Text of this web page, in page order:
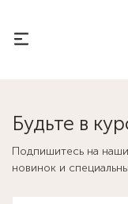
«Звёздное шоу
настоящим
Будьте в
Подпишитесь на
новинок и